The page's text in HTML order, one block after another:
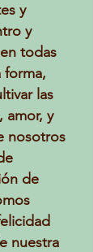
y
y
todas
forma,
las
amor, y
nosotros
de
nuestra